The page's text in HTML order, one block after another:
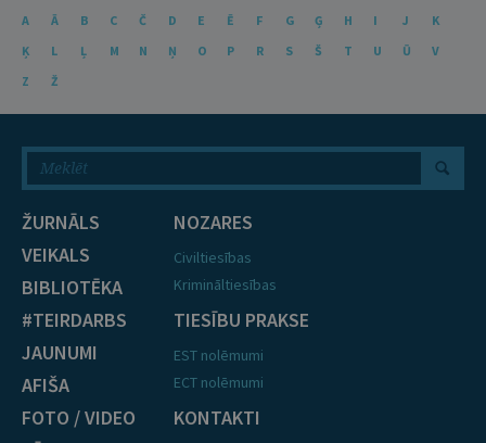
A Ā B C Č D E Ē F G Ģ H I J
K
Ķ
L Ļ M N Ņ O P R S Š T U Ū
V
Z
Ž
ŽURNĀLS
VEIKALS
BIBLIOTĒKA
#TEIRDARBS
JAUNUMI
AFIŠA
FOTO / VIDEO
NOZARES
Civiltiesības
Krimināltiesības
TIESĪBU PRAKSE
EST nolēmumi
ECT nolēmumi
KONTAKTI